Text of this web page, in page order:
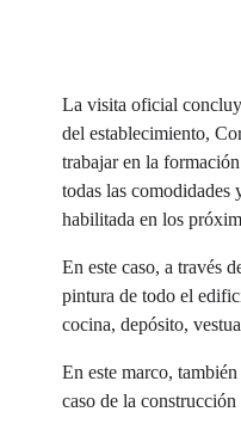
La visita oficial
del establecimiento,
trabajar en la
todas las comodidades
habilitada en los
En este caso, a través
pintura de todo el
cocina, depósito,
En este marco,
caso de la